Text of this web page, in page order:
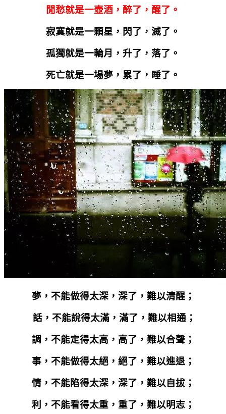
閒愁就是一壺酒，醉了，醒了。
寂寞就是一顆星，閃了，滅了。
孤獨就是一輪月，升了，落了。
死亡就是一場夢，累了，睡了。
夢，不能做得太深，深了，難以清醒；
話，不能說得太滿，滿了，難以相通；
調，不能定得太高，高了，難以合聲；
事，不能做得太絕，絕了，難以進退；
情，不能陷得太深，深了，難以自拔；
利，不能看得太重，重了，難以明志；